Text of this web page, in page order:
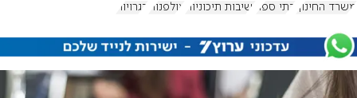
משרד החינוך בתי ספר ישיבות תיכוניות אולפנות בגרויות